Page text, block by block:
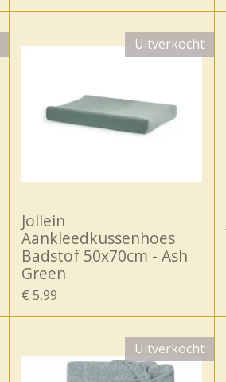
Uitverkocht
Jollein
Aankleedkussenhoes
Badstof 50x70cm - Ash
Green
€ 5,99
Uitverkocht